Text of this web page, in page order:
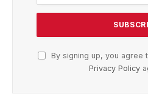
By signing up, you agree
Privacy Policy